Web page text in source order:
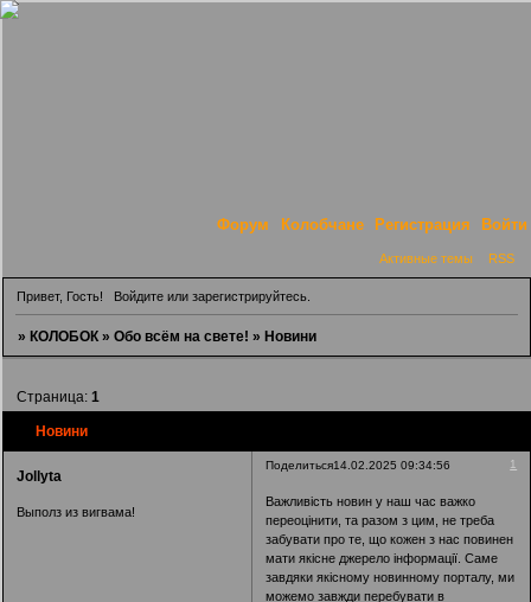
Форум Колобчане Регистрация Войти
Активные темы RSS
Привет, Гость! Войдитеили зарегистрируйтесь.
»КОЛОБОК »Обо всём на свете! »Новини
Новини
Страница:1
Поделиться 1
14.02.2025 09:34:56
Jollyta
Выполз из вигвама!
Важливість новин у наш час важко
переоцінити, та разом з цим, не треба
забувати про те, що кожен з нас повинен
мати якісне джерело інформації. Саме
завдяки якісному новинному порталу, ми
можемо завжди перебувати в